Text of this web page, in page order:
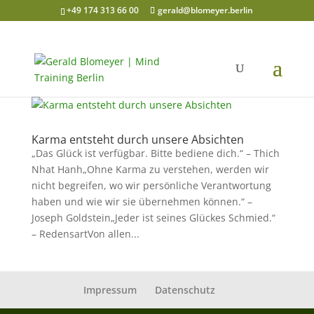
+49 174 313 66 00 gerald@blomeyer.berlin
Karma entsteht durch unsere Absichten
„Das Glück ist verfügbar. Bitte bediene dich.“ – Thich
Nhat Hanh„Ohne Karma zu verstehen, werden wir
nicht begreifen, wo wir persönliche Verantwortung
haben und wie wir sie übernehmen können.“ –
Joseph Goldstein„Jeder ist seines Glückes Schmied.“
– RedensartVon allen...
Impressum Datenschutz